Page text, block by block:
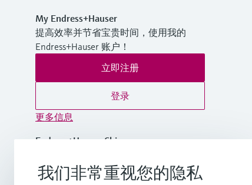
My Endress+Hauser
提高效率并节省宝贵时间，使用我的
Endress+Hauser 账户！
立即注册
登录
更多信息
Endress+Hauser China
我们非常重视您的隐私